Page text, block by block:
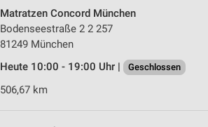
Matratzen Concord München
Bodenseestraße 2 2 257
81249 München
Heute 10:00 - 19:00 Uhr |
Geschlossen
506,67 km